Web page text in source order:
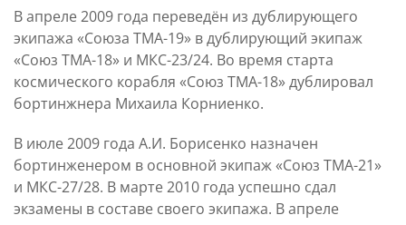
В апреле 2009 года переведён из дублирующего
экипажа «Союза ТМА-19» в дублирующий экипаж
«Союз ТМА-18» и МКС-23/24. Во время старта
космического корабля «Союз ТМА-18» дублировал
бортинжнера Михаила Корниенко.
В июле 2009 года А.И. Борисенко назначен
бортинженером в основной экипаж «Союз ТМА-21»
и МКС-27/28. В марте 2010 года успешно сдал
экзамены в составе своего экипажа. В апреле